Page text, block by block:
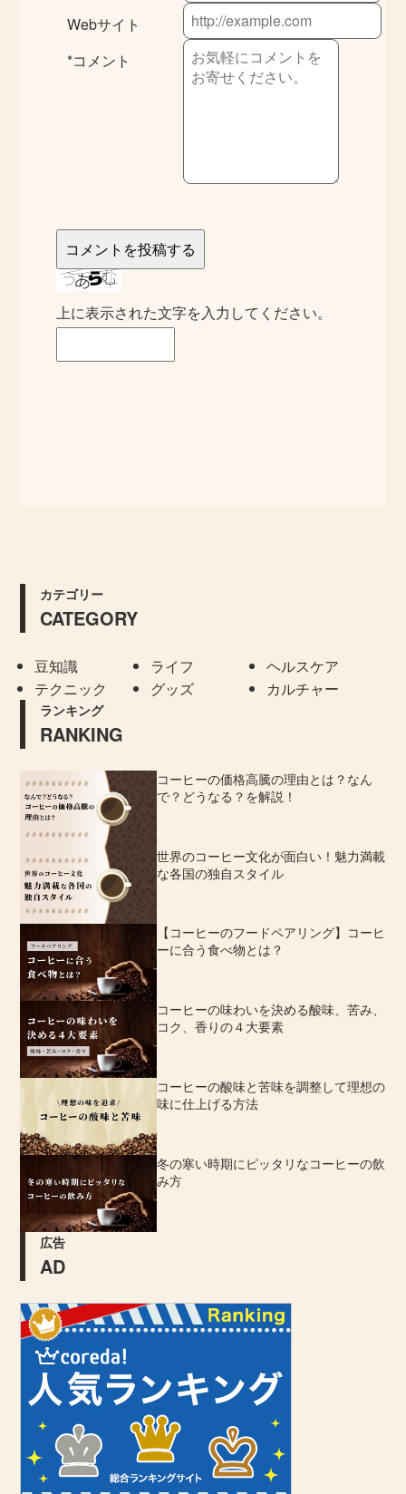
Webサイト
*コメント
上に表示された文字を入力してください。
カテゴリー
CATEGORY
豆知識 ライフ
ヘルスケア
テクニック
グッズ カルチャー
ランキング
RANKING
コーヒーの価格高騰の理由とは？なん
で？どうなる？を解説！
世界のコーヒー文化が面白い！魅力満載
な各国の独自スタイル
【コーヒーのフードペアリング】コーヒ
ーに合う食べ物とは？
コーヒーの味わいを決める酸味、苦み、
コク、香りの４大要素
コーヒーの酸味と苦味を調整して理想の
味に仕上げる方法
冬の寒い時期にピッタリなコーヒーの飲
み方
広告
AD